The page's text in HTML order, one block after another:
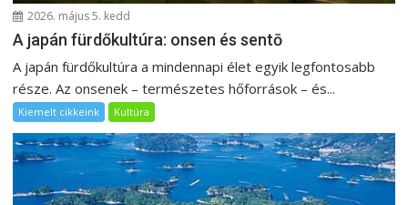
2026. május 5. kedd
A japán fürdőkultúra: onsen és sentō
A japán fürdőkultúra a mindennapi élet egyik legfontosabb
része. Az onsenek – természetes hőforrások – és...
Kiemelt cikkeink Kultúra